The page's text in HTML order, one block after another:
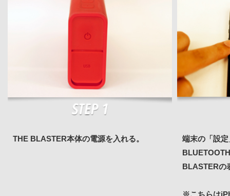
THE BLASTER本体の電源を入れる。
端末の「設
BLASTERの
※こちらは